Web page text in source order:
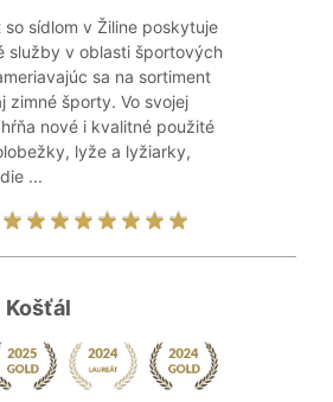
so sídlom v Žiline poskytuje
služby v oblasti športových
sa na sortiment
zimné športy. Vo svojej
nové i kvalitné použité
lyže a lyžiarky,
...
Košťál